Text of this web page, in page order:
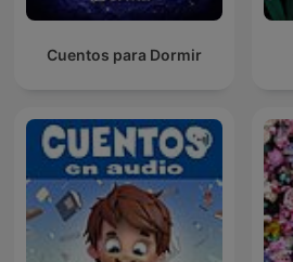
Cuentos para Dormir